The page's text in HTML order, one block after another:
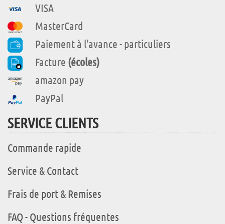
VISA
MasterCard
Paiement à l'avance - particuliers
Facture (écoles)
amazon pay
PayPal
SERVICE CLIENTS
Commande rapide
Service & Contact
Frais de port & Remises
FAQ - Questions fréquentes